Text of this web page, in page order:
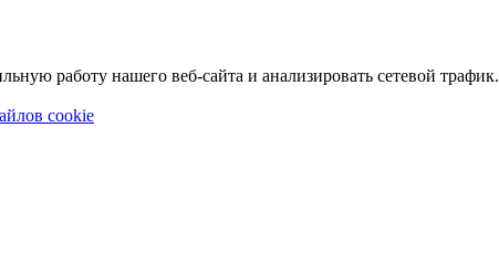
работу нашего веб-сайта и анализировать сетевой трафик.
cookie